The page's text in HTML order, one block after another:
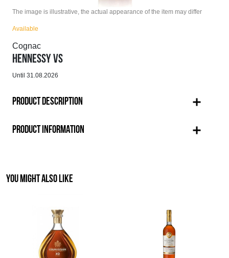
The image is illustrative, the actual appearance of the item may differ
Available
Cognac
HENNESSY VS
Until 31.08.2026
PRODUCT DESCRIPTION
PRODUCT INFORMATION
YOU MIGHT ALSO LIKE